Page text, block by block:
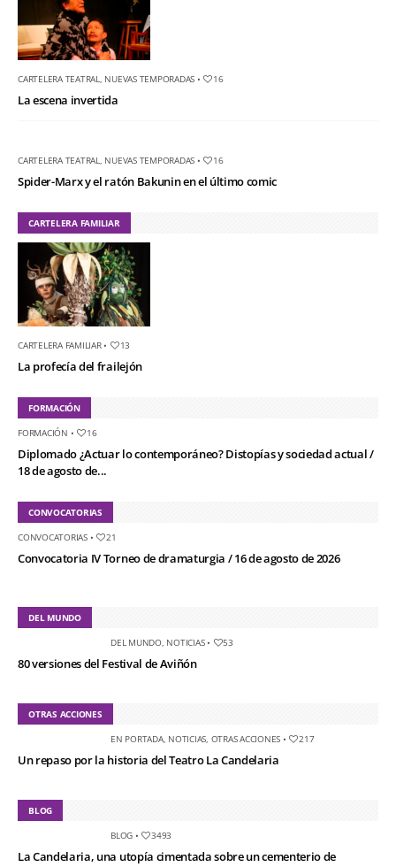
CARTELERA TEATRAL NUEVAS TEMPORADAS • 16
La escena invertida
CARTELERA TEATRAL NUEVAS TEMPORADAS • 16
Spider-Marx y el ratón Bakunin en el último comic
CARTELERA FAMILIAR
CARTELERA FAMILIAR• 13
La profecía del frailejón
FORMACIÓN
FORMACIÓN • 16
Diplomado ¿Actuar lo contemporáneo? Distopías y sociedad actual /
18 de agosto de...
CONVOCATORIAS
CONVOCATORIAS• 21
Convocatoria IV Torneo de dramaturgia / 16 de agosto de 2026
DEL MUNDO
DEL MUNDO, NOTICIAS• 53
80 versiones del Festival de Aviñón
OTRAS ACCIONES
EN PORTADA, NOTICIAS OTRAS ACCIONES • 217
Un repaso por la historia del Teatro La Candelaria
BLOG
BLOG • 3493
La Candelaria, una utopía cimentada sobre un cementerio de